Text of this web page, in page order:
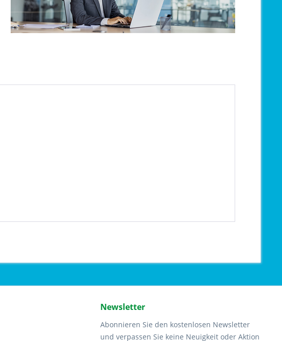
Newsletter
Abonnieren Sie den kostenlosen Newsletter
und verpassen Sie keine Neuigkeit oder Aktion